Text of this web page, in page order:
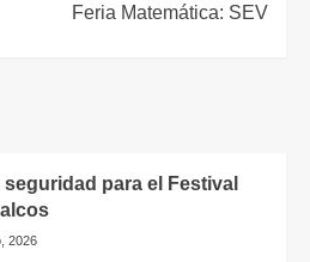
Feria Matemática: SEV
para el Festival
2026